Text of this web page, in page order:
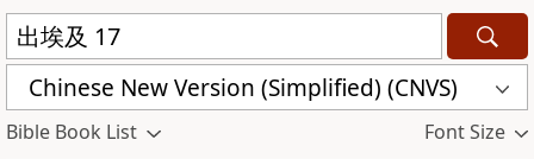
Chinese New Version (Simplified) (CNVS)
Bible Book List Font Size